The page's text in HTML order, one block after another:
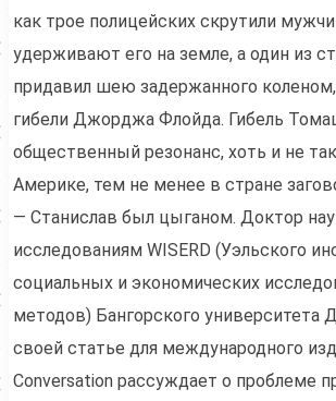
как трое полицейских скрутили
удерживают его на земле, а один из
придавил шею задержанного коленом,
гибели Джорджа Флойда. Гибель
общественный резонанс, хоть и не
Америке, тем не менее в стране
— Станислав был цыганом. Доктор
исследованиям WISERD (Уэльского
социальных и экономических
методов) Бангорского университета
своей статье для международного
Conversation рассуждает о проблеме